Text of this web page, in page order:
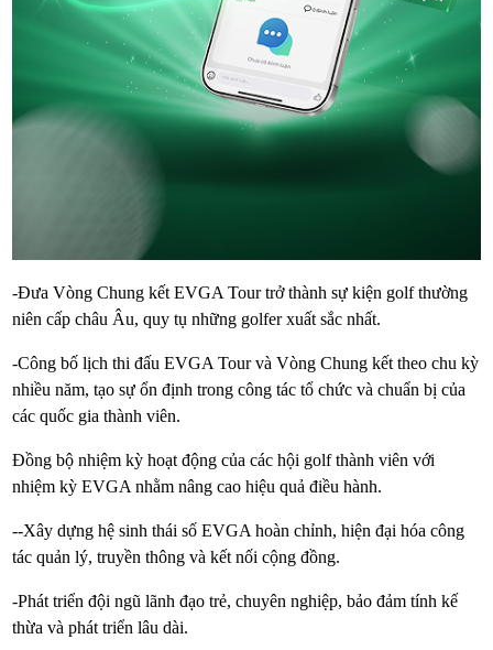
-Đưa Vòng Chung kết EVGA Tour trở thành sự kiện golf thường
niên cấp châu Âu, quy tụ những golfer xuất sắc nhất.
-Công bố lịch thi đấu EVGA Tour và Vòng Chung kết theo chu kỳ
nhiều năm, tạo sự ổn định trong công tác tổ chức và chuẩn bị của
các quốc gia thành viên.
Đồng bộ nhiệm kỳ hoạt động của các hội golf thành viên với
nhiệm kỳ EVGA nhằm nâng cao hiệu quả điều hành.
--Xây dựng hệ sinh thái số EVGA hoàn chỉnh, hiện đại hóa công
tác quản lý, truyền thông và kết nối cộng đồng.
-Phát triển đội ngũ lãnh đạo trẻ, chuyên nghiệp, bảo đảm tính kế
thừa và phát triển lâu dài.